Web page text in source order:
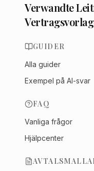
Verwandte
GUIDER
Alla guider
Exempel på AI-svar
FAQ
Vanliga frågor
Hjälpcenter